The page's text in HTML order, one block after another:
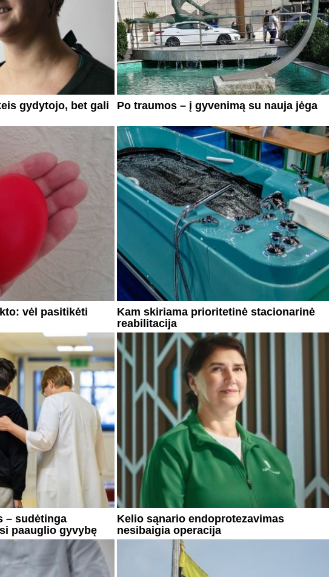
gydytojo, bet gali
Po traumos – į gyvenimą su nauja jėga
vėl pasitikėti
Kam skiriama prioritetinė stacionarinė
reabilitacija
– sudėtinga
paauglio gyvybę
Kelio sąnario endoprotezavimas
nesibaigia operacija